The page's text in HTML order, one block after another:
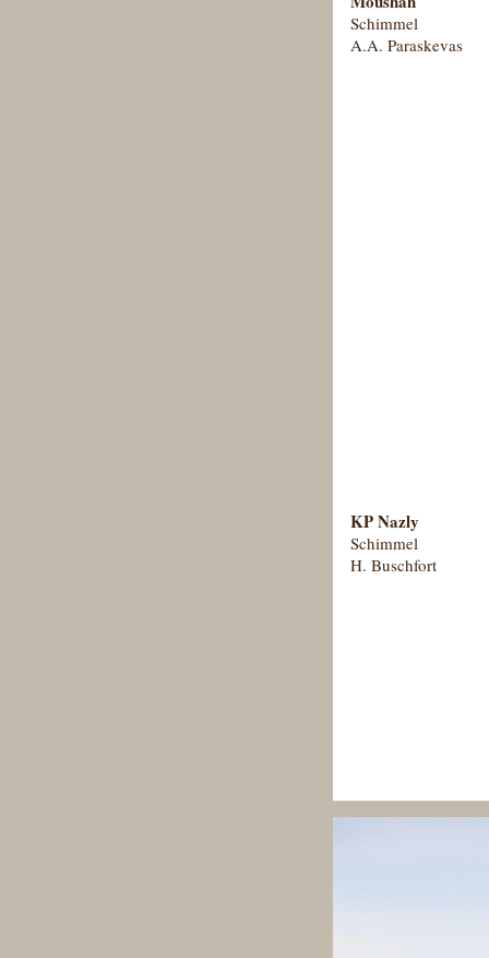
Schimmel
A.A. Paraskevas
KP Nazly
Schimmel
H. Buschfort